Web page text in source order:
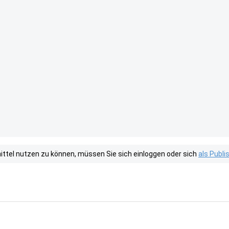
nutzen zu können, müssen Sie sich einloggen oder sich als